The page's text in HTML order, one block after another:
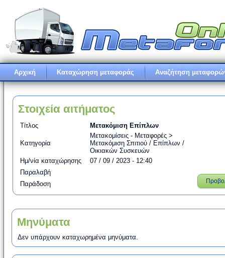
Αρχική Καταχώρηση μεταφοράς Αναζήτηση
Στοιχεία αιτήματος
Τίτλος Μετακόμιση Επίπλων
Κατηγορία
Μετακομίσεις - Μεταφορές >
Μετακόμιση Σπιτιού / Επίπλων /
Οικιακών Συσκευών
Ημ/νία καταχώρησης
07 / 09 / 2023 - 12:40
Παραλαβή
Παράδοση
Μηνύματα
Δεν υπάρχουν καταχωρημένα μηνύματα.